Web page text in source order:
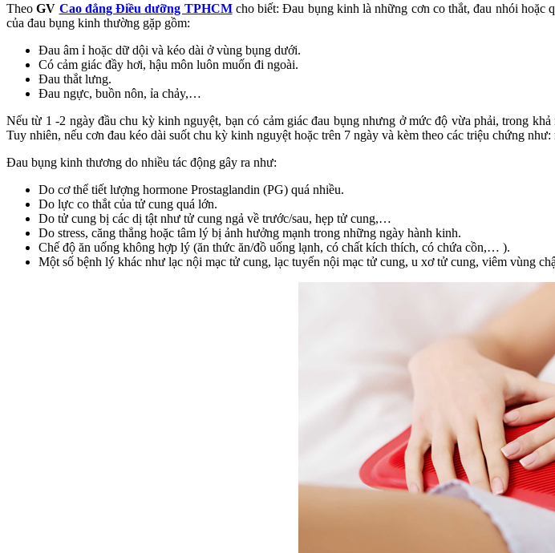
Theo GV Cao đẳng Điều dưỡng TPHCMcho biết: Đau bụng kinh là những cơn co thắt, đau nhói hoặc
của đau bụng kinh thường gặp gồm:
Đau âm ỉ hoặc dữ dội và kéo dài ở vùng bụng dưới.
Có cảm giác đầy hơi, hậu môn luôn muốn đi ngoài.
Đau thắt lưng.
Đau ngực, buồn nôn, ỉa chảy,…
Nếu từ 1 -2 ngày đầu chu kỳ kinh nguyệt, bạn có cảm giác đau bụng nhưng ở mức độ vừa phải, trong
Tuy nhiên, nếu cơn đau kéo dài suốt chu kỳ kinh nguyệt hoặc trên 7 ngày và kèm theo các triệu chứng
Đau bụng kinh thương do nhiều tác động gây ra như:
Do cơ thể tiết lượng hormone Prostaglandin (PG) quá nhiều.
Do lực co thắt của tử cung quá lớn.
Do tử cung bị các dị tật như tử cung ngả về trước/sau, hẹp tử cung,…
Do stress, căng thẳng hoặc tâm lý bị ảnh hưởng mạnh trong những ngày hành kinh.
Chế độ ăn uống không hợp lý (ăn thức ăn/đồ uống lạnh, có chất kích thích, có chứa cồn,… ).
Một số bệnh lý khác như lạc nội mạc tử cung, lạc tuyến nội mạc tử cung, u xơ tử cung, viêm vùng